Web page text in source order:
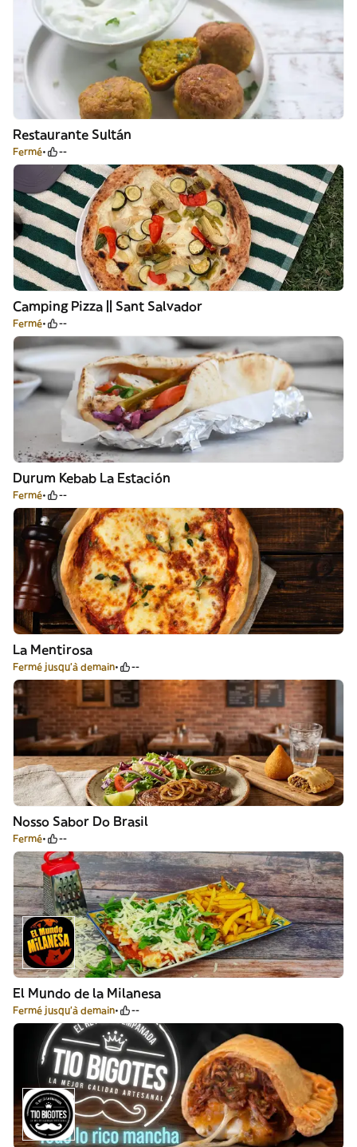
Restaurante Sultán
Fermé --
Camping Pizza || Sant Salvador
Fermé --
Durum Kebab La Estación
Fermé --
La Mentirosa
Fermé jusqu'à demain --
Nosso Sabor Do Brasil
Fermé --
El Mundo de la Milanesa
Fermé jusqu'à demain --